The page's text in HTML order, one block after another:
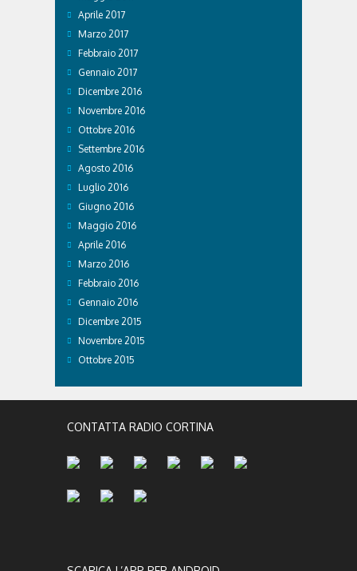
Aprile 2017
Marzo 2017
Febbraio 2017
Gennaio 2017
Dicembre 2016
Novembre 2016
Ottobre 2016
Settembre 2016
Agosto 2016
Luglio 2016
Giugno 2016
Maggio 2016
Aprile 2016
Marzo 2016
Febbraio 2016
Gennaio 2016
Dicembre 2015
Novembre 2015
Ottobre 2015
CONTATTA RADIO CORTINA